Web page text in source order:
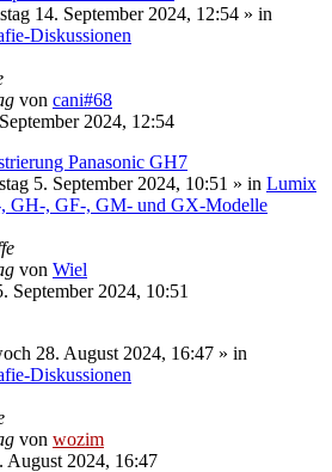
14. September 2024, 12:54 » in
Diskussionen
von cani#68
2024, 12:54
Panasonic GH7
5. September 2024, 10:51 » in Lumix
, GH-, GF-, GM- und GX-Modelle
von Wiel
September 2024, 10:51
28. August 2024, 16:47 » in
Diskussionen
von wozim
2024, 16:47